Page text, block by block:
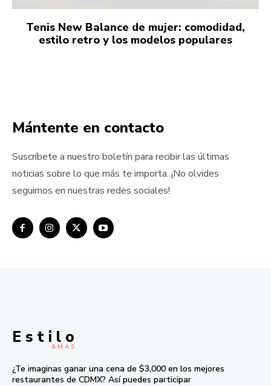
Tenis New Balance de mujer: comodidad,
estilo retro y los modelos populares
Mántente en contacto
Suscríbete a nuestro boletín para recibir las últimas
noticias sobre lo que más te importa. ¡No olvides
seguirnos en nuestras redes sociales!
E s t i l o
& M À S
¿Te imaginas ganar una cena de $3,000 en los mejores
restaurantes de CDMX? Así puedes participar